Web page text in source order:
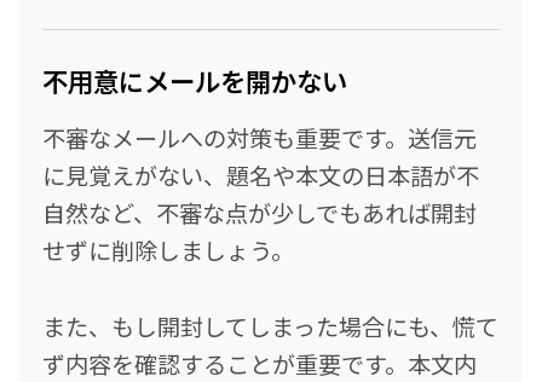
不用意にメールを開かない
不審なメールへの対策も重要です。送信元
に見覚えがない、題名や本文の日本語が不
自然など、不審な点が少しでもあれば開封
せずに削除しましょう。
また、もし開封してしまった場合にも、慌て
ず内容を確認することが重要です。本文内